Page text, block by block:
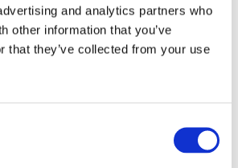
and analytics partners who
other information that you’ve
that they’ve collected from your use
har extra utrymme åt en
I sida finns ett nätat fack för
trycker vi på framsidan av